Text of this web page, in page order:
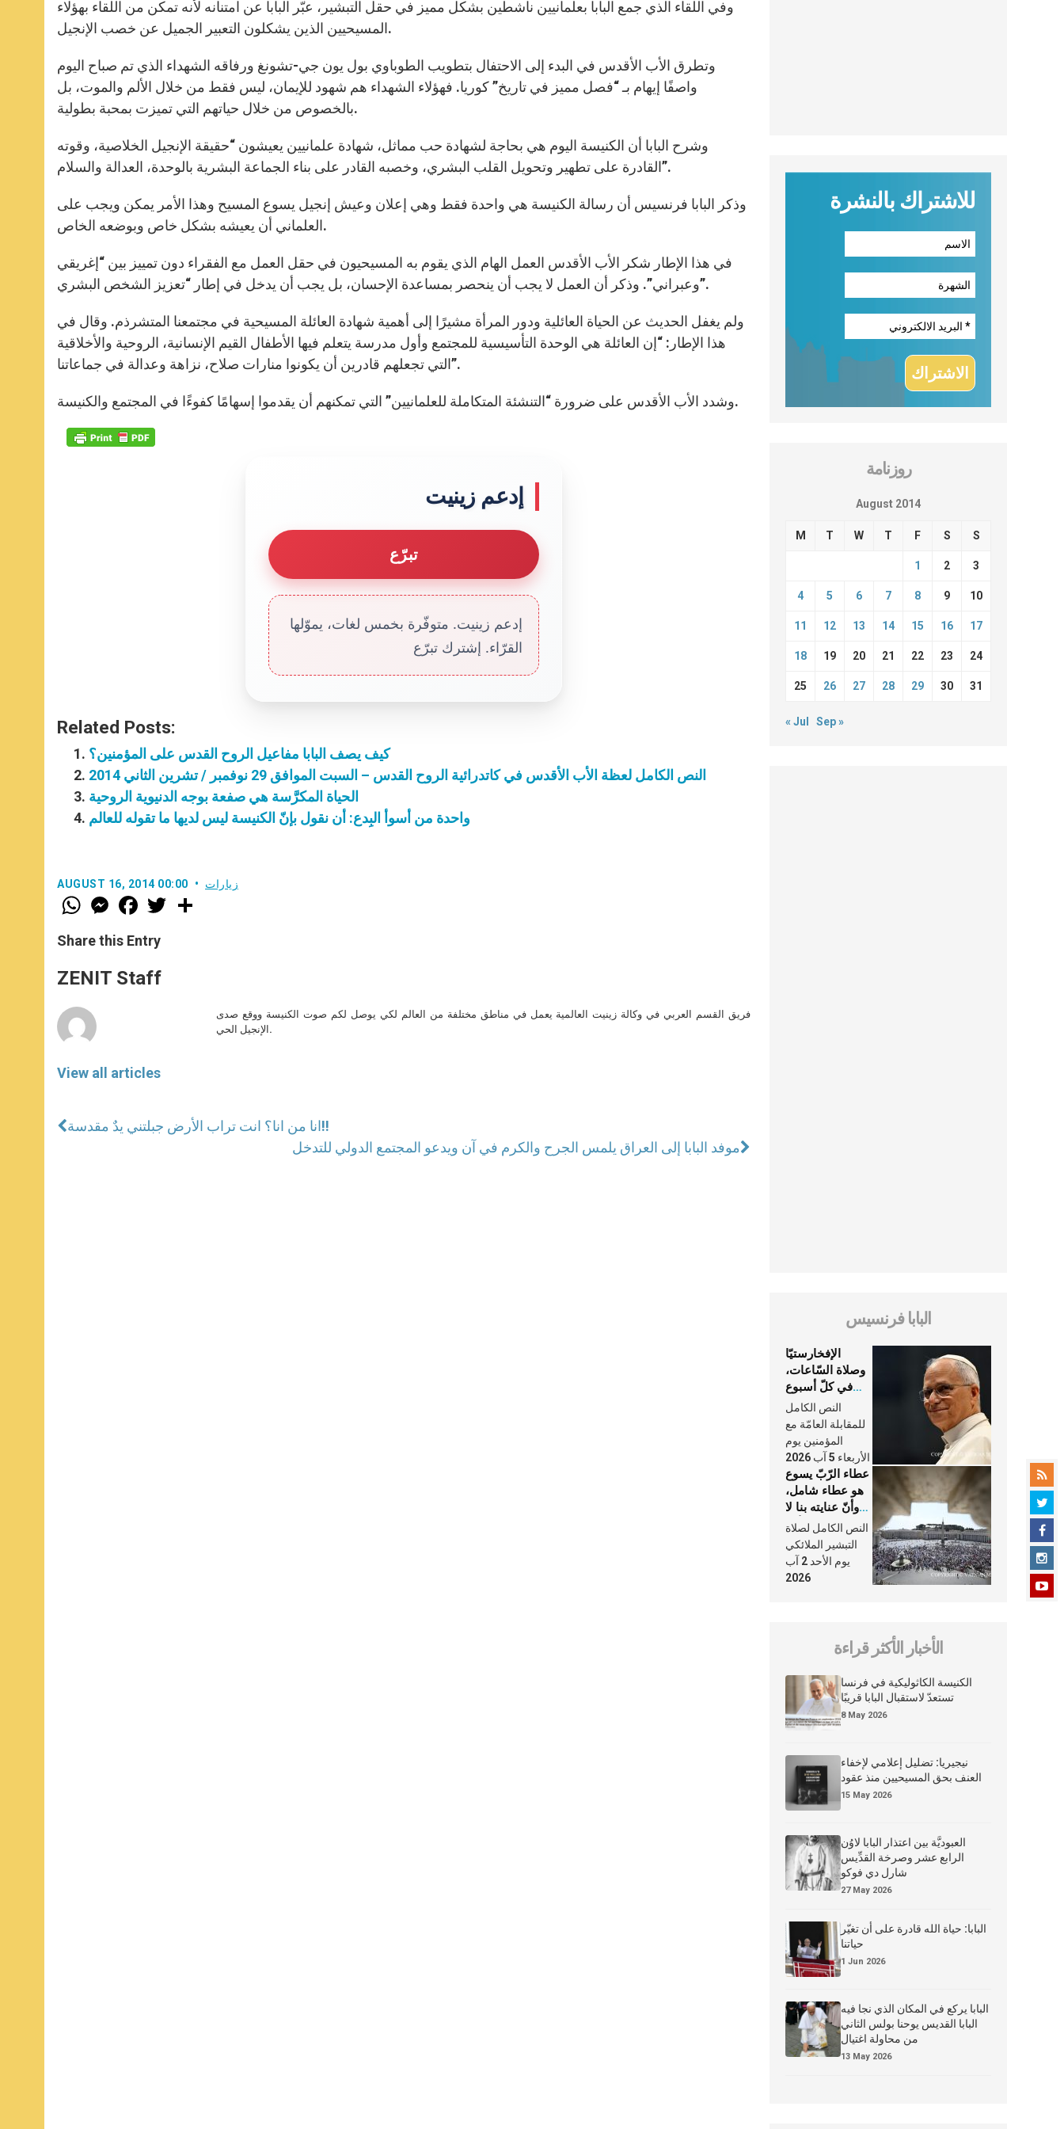
وفي اللقاء الذي جمع البابا بعلمانيين ناشطين بشكل مميز في حقل التبشير، عبّر البابا عن امتنانه لأنه تمكن من اللقاء بهؤلاء
المسيحيين الذين يشكلون التعبير الجميل عن خصب الإنجيل.
وتطرق الأب الأقدس في البدء إلى الاحتفال بتطويب الطوباوي بول يون جي-تشونغ ورفاقه الشهداء الذي تم صباح اليوم
واصفًا إيهام بـ “فصل مميز في تاريخ” كوريا. فهؤلاء الشهداء هم شهود للإيمان، ليس فقط من خلال الألم والموت، بل
بالخصوص من خلال حياتهم التي تميزت بمحبة بطولية.
وشرح البابا أن الكنيسة اليوم هي بحاجة لشهادة حب مماثل، شهادة علمانيين يعيشون “حقيقة الإنجيل الخلاصية، وقوته
القادرة على تطهير وتحويل القلب البشري، وخصبه القادر على بناء الجماعة البشرية بالوحدة، العدالة والسلام”.
وذكر البابا فرنسيس أن رسالة الكنيسة هي واحدة فقط وهي إعلان وعيش إنجيل يسوع المسيح وهذا الأمر يمكن ويجب على
العلماني أن يعيشه بشكل خاص وبوضعه الخاص.
في هذا الإطار شكر الأب الأقدس العمل الهام الذي يقوم به المسيحيون في حقل العمل مع الفقراء دون تمييز بين “إغريقي
وعبراني”. وذكر أن العمل لا يجب أن ينحصر بمساعدة الإحسان، بل يجب أن يدخل في إطار “تعزيز الشخص البشري”.
ولم يغفل الحديث عن الحياة العائلية ودور المرأة مشيرًا إلى أهمية شهادة العائلة المسيحية في مجتمعنا المتشرذم. وقال في
هذا الإطار: “إن العائلة هي الوحدة التأسيسية للمجتمع وأول مدرسة يتعلم فيها الأطفال القيم الإنسانية، الروحية والأخلاقية
التي تجعلهم قادرين أن يكونوا منارات صلاح، نزاهة وعدالة في جماعاتنا”.
وشدد الأب الأقدس على ضرورة “التنشئة المتكاملة للعلمانيين” التي تمكنهم أن يقدموا إسهامًا كفوءًا في المجتمع والكنيسة.
إدعم زينيت
تبرّع
إدعم زينيت. متوفّرة بخمس لغات، يموّلها
القرّاء. إشترك تبرّع
Related Posts:
كيف يصف البابا مفاعيل الروح القدس على المؤمنين؟
النص الكامل لعظة الأب الأقدس في كاتدرائية الروح القدس – السبت الموافق 29 نوفمبر / تشرين الثاني 2014
الحياة المكرَّسة هي صفعة بوجه الدنيوية الروحية
واحدة من أسوأ البِدع: أن نقول بإنّ الكنيسة ليس لديها ما تقوله للعالم
AUGUST 16, 2014 00:00 زيارات
W
h
t
s
p
p
M
e
s
e
g
e
F
a
e
b
o
k
w
Share this Entry
ZENIT Staff
View all articles
فريق القسم العربي في وكالة زينيت العالمية يعمل في مناطق مختلفة من العالم لكي يوصل لكم صوت الكنيسة ووقع صدى
الإنجيل الحي.
انا من انا؟ انت تراب الأرض جبلتني يدٌ مقدسة!!
موفد البابا إلى العراق يلمس الجرح والكرم في آن ويدعو المجتمع الدولي للتدخل
للاشتراك بالنشرة
روزنامة
August 2014
M T W T F S S
1 2 3
4 5 6 7 8 9 10
11 12 13 14 15 16 17
18 19 20 21 22 23 24
25 26 27 28 29 30 31
« Jul Sep »
البابا فرنسيس
الإفخارستيّا
وصلاة السّاعات،
في كلّ أسبوع
وكلّ يوم، هما
النَّفَس في حياة
الكنيسة
النص الكامل
للمقابلة العامّة مع
المؤمنين يوم
الأربعاء 5 آب 2026
عطاء الرّبّ يسوع
هو عطاء شامل،
وأنّ عنايته بنا لا
تغيب عنّا أبدًا
النص الكامل لصلاة
التبشير الملائكي
يوم الأحد 2 آب
2026
الأخبار الأكثر قراءة
الكنيسة الكاثوليكية في فرنسا
تستعدّ لاستقبال البابا قريبًا
8 May 2026
نيجيريا: تضليل إعلامي لإخفاء
العنف بحق المسيحيين منذ عقود
15 May 2026
العبوديَّة بين اعتذار البابا لاوُن
الرابع عشر وصرخة القدِّيس
شارل دي فوكو
27 May 2026
البابا: حياة الله قادرة على أن تغيّر
حياتنا
1 Jun 2026
البابا يركع في المكان الذي نجا فيه
البابا القديس يوحنا بولس الثاني
من محاولة اغتيال
13 May 2026